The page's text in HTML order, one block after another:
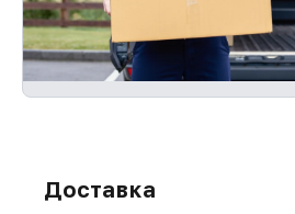
Доставка